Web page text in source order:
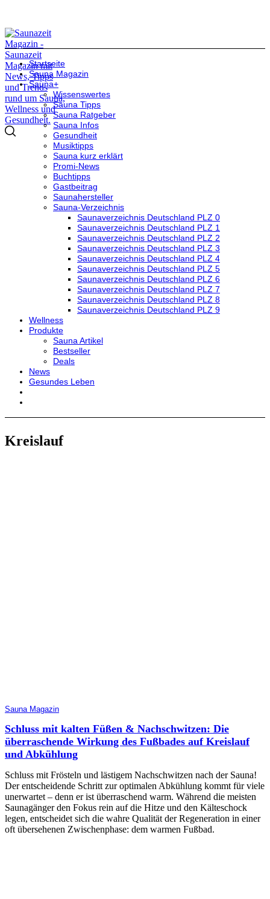
Startseite
Sauna Magazin
Sauna+
Wissenswertes
Sauna Tipps
Sauna Ratgeber
Sauna Infos
Gesundheit
Musiktipps
Sauna kurz erklärt
Promi-News
Buchtipps
Gastbeitrag
Saunahersteller
Sauna-Verzeichnis
Saunaverzeichnis Deutschland PLZ 0
Saunaverzeichnis Deutschland PLZ 1
Saunaverzeichnis Deutschland PLZ 2
Saunaverzeichnis Deutschland PLZ 3
Saunaverzeichnis Deutschland PLZ 4
Saunaverzeichnis Deutschland PLZ 5
Saunaverzeichnis Deutschland PLZ 6
Saunaverzeichnis Deutschland PLZ 7
Saunaverzeichnis Deutschland PLZ 8
Saunaverzeichnis Deutschland PLZ 9
Wellness
Produkte
Sauna Artikel
Bestseller
Deals
News
Gesundes Leben
Kreislauf
Sauna Magazin
Schluss mit kalten Füßen & Nachschwitzen: Die
überraschende Wirkung des Fußbades auf Kreislauf
und Abkühlung
Schluss mit Frösteln und lästigem Nachschwitzen nach der Sauna!
Der entscheidende Schritt zur optimalen Abkühlung kommt für viele
unerwartet – denn er ist überraschend warm. Während die meisten
Saunagänger den Fokus rein auf die Hitze und den Kälteschock
legen, entscheidet sich die wahre Qualität der Regeneration in einer
oft übersehenen Zwischenphase: dem warmen Fußbad.